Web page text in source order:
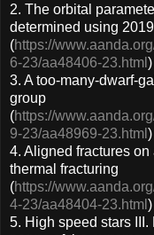
2. The orbital
determined using
(https://
6-23/aa48406-23.html )
3. A too-many-dwarf-
group
(https://
9-23/aa48969-23.html )
4. Aligned fractures
thermal fracturing
(https://
4-23/aa48404-23.html )
5. High speed stars